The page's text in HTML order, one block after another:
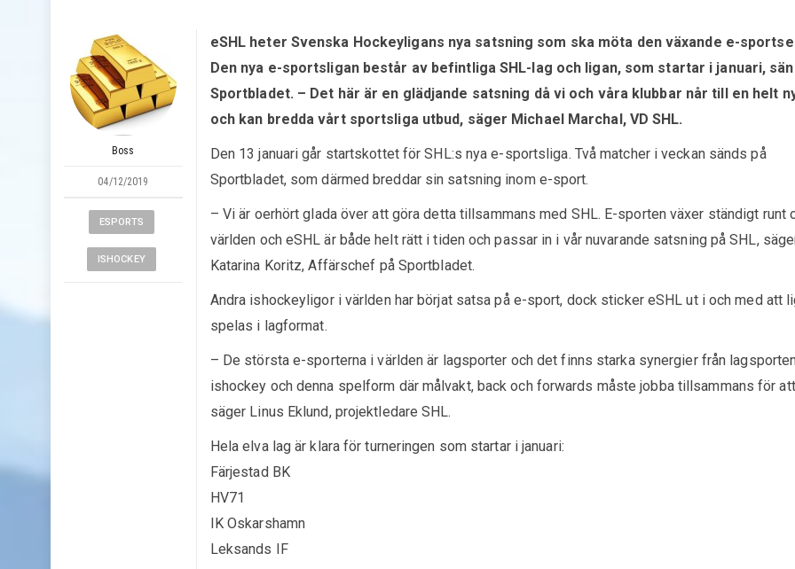
Boss
04/12/2019
ESPORTS
ISHOCKEY
eSHL heter Svenska Hockeyligans nya satsning som ska möta den växande e-
Den nya e-sportsligan består av befintliga SHL-lag och ligan, som startar i januari,
Sportbladet. – Det här är en glädjande satsning då vi och våra klubbar når till en helt
och kan bredda vårt sportsliga utbud, säger Michael Marchal, VD SHL.
Den 13 januari går startskottet för SHL:s nya e-sportsliga. Två matcher i veckan sänds på
Sportbladet, som därmed breddar sin satsning inom e-sport.
– Vi är oerhört glada över att göra detta tillsammans med SHL. E-sporten växer ständigt runt
världen och eSHL är både helt rätt i tiden och passar in i vår nuvarande satsning på SHL,
Katarina Koritz, Affärschef på Sportbladet.
Andra ishockeyligor i världen har börjat satsa på e-sport, dock sticker eSHL ut i och med att
spelas i lagformat.
– De största e-sporterna i världen är lagsporter och det finns starka synergier från
ishockey och denna spelform där målvakt, back och forwards måste jobba tillsammans för
säger Linus Eklund, projektledare SHL.
Hela elva lag är klara för turneringen som startar i januari:
Färjestad BK
HV71
IK Oskarshamn
Leksands IF